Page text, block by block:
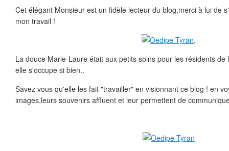
Cet élégant Monsieur est un fidèle lecteur du blog,merci à lui de
mon travail !
.
La douce Marie-Laure était aux petits soins pour les résidents
elle s'occupe si bien..
Savez vous qu'elle les fait "travailler" en visionnant ce blog ! en
images,leurs souvenirs affluent et leur permettent de